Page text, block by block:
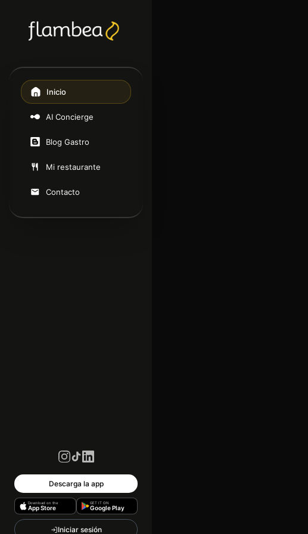
Inicio
AI Concierge
Blog Gastro
Mi restaurante
Contacto
Descarga la app
Download on the
App Store
GET IT ON
Google Play
Iniciar sesión